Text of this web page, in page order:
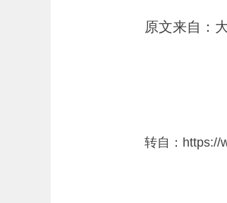
原文来自：
转自：https://